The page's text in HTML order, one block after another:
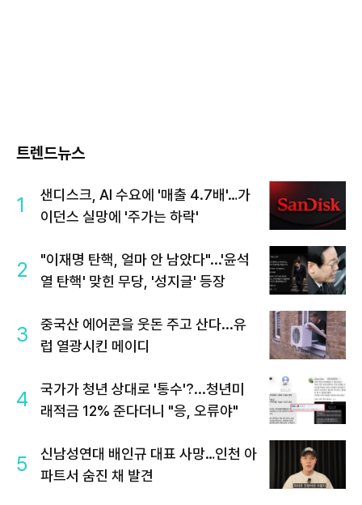
트렌드뉴스
1
샌디스크, AI 수요에 '매출 4.7배'…가
이던스 실망에 '주가는 하락'
2
"이재명 탄핵, 얼마 안 남았다"...'윤석
열 탄핵' 맞힌 무당, '성지글' 등장
3
중국산 에어콘을 웃돈 주고 산다...유
럽 열광시킨 메이디
4
국가가 청년 상대로 '통수'?...청년미
래적금 12% 준다더니 "응, 오류야"
5
신남성연대 배인규 대표 사망…인천 아
파트서 숨진 채 발견